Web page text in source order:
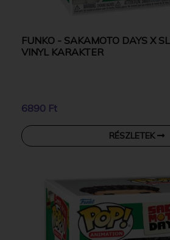
FUNKO - SAKAMOTO DAYS X
VINYL KARAKTER
6890 Ft
RÉSZLETEK